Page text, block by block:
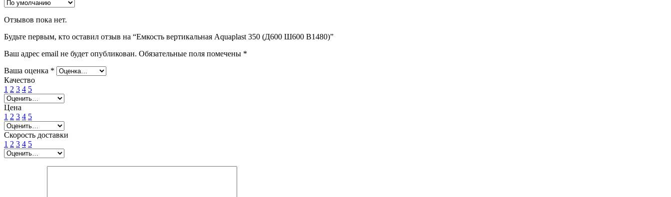
Отзывов пока нет.
Будьте первым, кто оставил отзыв на “Емкость вертикальная Aquaplast 350 (Д600 Ш600 В1480)”
Ваш адрес email не будет опубликован. Обязательные поля помечены *
Ваша оценка *
Качество
1 2 3 4 5
Цена
1 2 3 4 5
Скорость доставки
1 2 3 4 5